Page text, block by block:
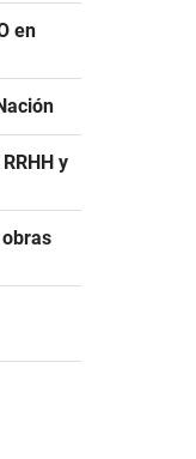
en
y